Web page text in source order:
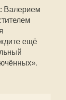
Валерием
ещё